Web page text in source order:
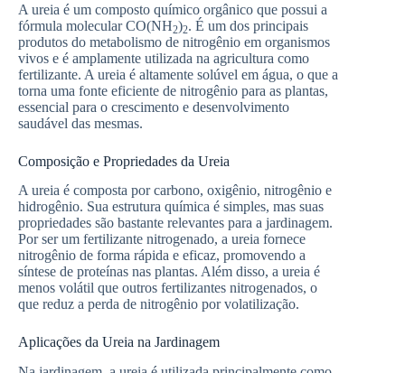
A ureia é um composto químico orgânico que possui a
fórmula molecular CO(NH2)2. É um dos principais
produtos do metabolismo de nitrogênio em organismos
vivos e é amplamente utilizada na agricultura como
fertilizante. A ureia é altamente solúvel em água, o que a
torna uma fonte eficiente de nitrogênio para as plantas,
essencial para o crescimento e desenvolvimento
saudável das mesmas.
Composição e Propriedades da Ureia
A ureia é composta por carbono, oxigênio, nitrogênio e
hidrogênio. Sua estrutura química é simples, mas suas
propriedades são bastante relevantes para a jardinagem.
Por ser um fertilizante nitrogenado, a ureia fornece
nitrogênio de forma rápida e eficaz, promovendo a
síntese de proteínas nas plantas. Além disso, a ureia é
menos volátil que outros fertilizantes nitrogenados, o
que reduz a perda de nitrogênio por volatilização.
Aplicações da Ureia na Jardinagem